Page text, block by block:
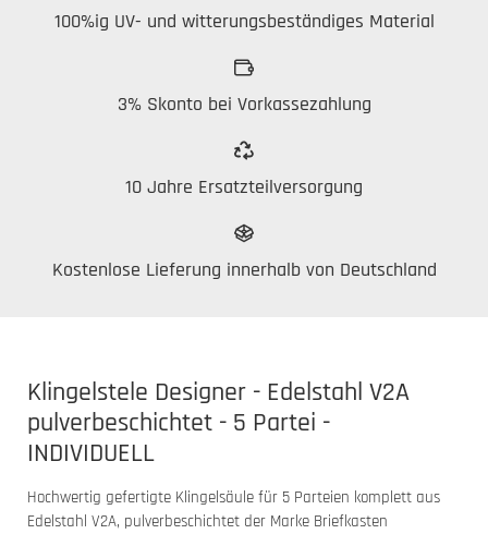
100%ig UV- und witterungsbeständiges Material
3% Skonto bei Vorkassezahlung
10 Jahre Ersatzteilversorgung
Kostenlose Lieferung innerhalb von Deutschland
Klingelstele Designer - Edelstahl V2A
pulverbeschichtet - 5 Partei -
INDIVIDUELL
Hochwertig gefertigte Klingelsäule für 5 Parteien komplett aus
Edelstahl V2A, pulverbeschichtet der Marke Briefkasten